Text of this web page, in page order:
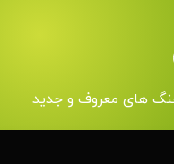
های معروف و جدید